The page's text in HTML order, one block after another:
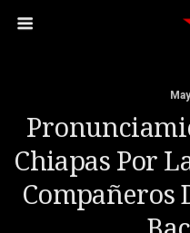
Chiapas Por
Compañeros